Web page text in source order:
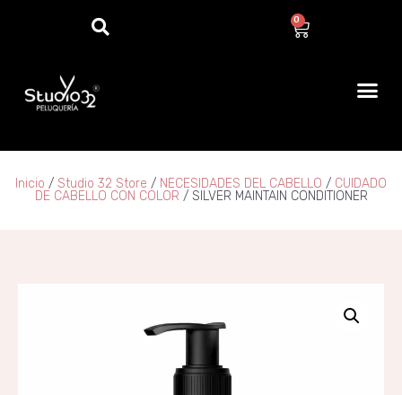
0
Inicio / Studio 32 Store / NECESIDADES DEL CABELLO / CUIDADO
DE CABELLO CON COLOR / SILVER MAINTAIN CONDITIONER